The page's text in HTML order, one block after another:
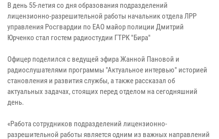
В день 55-летия со дня образования подразделений
лицензионно-разрешительной работы начальник отдела ЛРР
управления Росгвардии по ЕАО майор полиции Дмитрий
Юрченко стал гостем радиостудии ГТРК "Бира"
Офицер поделился с ведущей эфира Жанной Пановой и
радиослушателями программы "Актуальное интервью" историей
становления и развития службы, а также рассказал об
актуальных задачах, стоящих перед отделом на сегодняшний
день.
«Работа сотрудников подразделений лицензионно-
разрешительной работы является одним из важных направлений